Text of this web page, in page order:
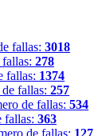
fallas: 3018
278
fallas: 1374
fallas: 257
de fallas: 534
fallas: 363
de fallas: 127